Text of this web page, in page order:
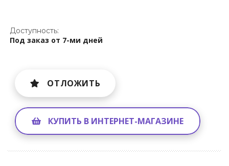
Доступность:
Под заказ от 7-ми дней
ОТЛОЖИТЬ
КУПИТЬ В ИНТЕРНЕТ-МАГАЗИНЕ